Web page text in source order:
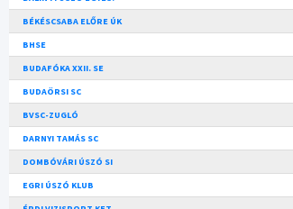
BÉKÉSCSABA ELŐRE ÚK
BHSE
BUDAFÓKA XXII. SE
BUDAÖRSI SC
BVSC-ZUGLÓ
DARNYI TAMÁS SC
DOMBÓVÁRI ÚSZÓ SI
EGRI ÚSZÓ KLUB